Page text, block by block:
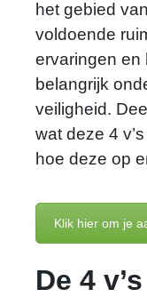
het gebied
voldoende
ervaringen en
belangrijk
veiligheid.
wat deze 4
hoe deze op
Klik hier om je
De 4